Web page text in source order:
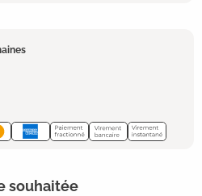
souhaitée